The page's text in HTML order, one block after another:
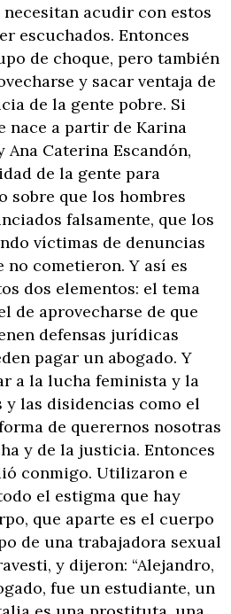
acudir con estos
escuchados. Entonces
de choque, pero también
y sacar ventaja de
de la gente pobre. Si
nace a partir de Karina
Ana Caterina Escandón,
de la gente para
que los hombres
falsamente, que los
víctimas de denuncias
no cometieron. Y así es
dos elementos: el tema
de aprovecharse de que
defensas jurídicas
pagar un abogado. Y
a la lucha feminista y la
las disidencias como el
de querernos nosotras
y de la justicia. Entonces
conmigo. Utilizaron e
el estigma que hay
que aparte es el cuerpo
de una trabajadora sexual
y dijeron: “Alejandro,
fue un estudiante, un